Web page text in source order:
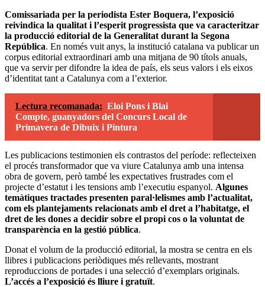
Comissariada per la periodista Ester Boquera, l’exposició
reivindica la qualitat i l’esperit progressista que va caracteritzar
la producció editorial de la Generalitat durant la Segona
República. En només vuit anys, la institució catalana va publicar un
corpus editorial extraordinari amb una mitjana de 90 títols anuals,
que va servir per difondre la idea de país, els seus valors i els eixos
d’identitat tant a Catalunya com a l’exterior.
Lectura recomanada: Eloi Pons i Blai
Compte, guanyadors del Concurs Local de
Primavera de Dibuix i Pintura
Les publicacions testimonien els contrastos del període: reflecteixen
el procés transformador que va viure Catalunya amb una intensa
obra de govern, però també les expectatives frustrades com el
projecte d’estatut i les tensions amb l’executiu espanyol. Algunes
temàtiques tractades presenten paral·lelismes amb l’actualitat,
com els plantejaments relacionats amb el dret a l’habitatge, el
dret de les dones a decidir sobre el propi cos o la voluntat de
transparència en la gestió pública.
Donat el volum de la producció editorial, la mostra se centra en els
llibres i publicacions periòdiques més rellevants, mostrant
reproduccions de portades i una selecció d’exemplars originals.
L’accés a l’exposició és lliure i gratuït.